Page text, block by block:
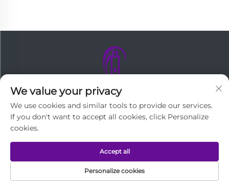
Cartouches d’aiguilles pour stylo cutané et
cartouches de microneedling RF certifiées
Medi – FDA/ISO 13485. Partenaire OEM
professionnel pour Vivace RF, Scarlet SRF,
Infini, Pixel8 et Sylfirm X Rejuvapen NXT.
We value your privacy
We use cookies and similar tools to provide our services.
If you don't want to accept all cookies, click Personalize
cookies.
Personalize cookies
Accept all